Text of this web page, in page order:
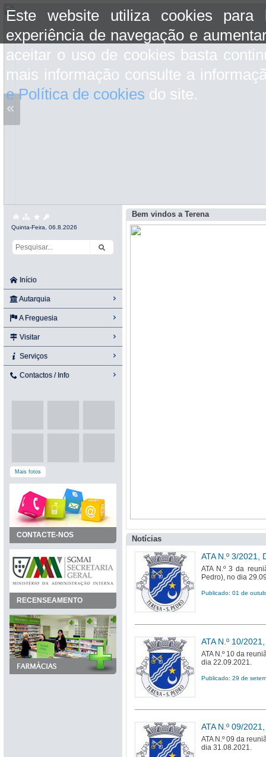
Este website utiliza cookies para
experiência de navegação e
aceitar o uso de cookies basta
mais informação consulte a
e Política de cookies do site.
«
Quinta-Feira, 06.8.2026
Início
Autarquia
A Freguesia
Visitar
Serviços
Contactos / Info
Mais fotos
CONTACTE-NOS
RECENSEAMENTO
Bem vindos a Terena
Notícias
ATA N.º 3/2021,
ATA N.º 3 da
Pedro), no dia
Publicado: 01 de
ATA N.º 10/
ATA N.º 10 da
dia 22.09.2021.
Publicado: 29 de
ATA N.º 09/
ATA N.º 09 da
dia 31.08.2021.